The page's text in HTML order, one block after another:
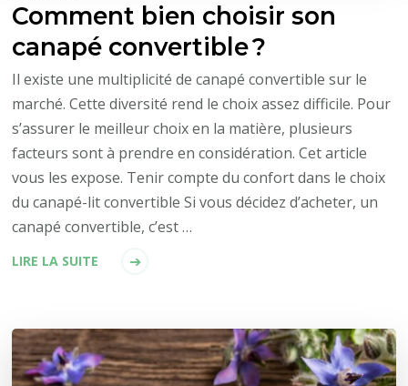
Comment bien choisir son
canapé convertible ?
Il existe une multiplicité de canapé convertible sur le
marché. Cette diversité rend le choix assez difficile. Pour
s’assurer le meilleur choix en la matière, plusieurs
facteurs sont à prendre en considération. Cet article
vous les expose. Tenir compte du confort dans le choix
du canapé-lit convertible Si vous décidez d’acheter, un
canapé convertible, c’est …
LIRE LA SUITE